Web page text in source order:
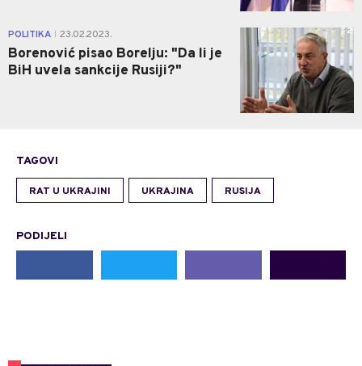
POLITIKA 23.02.2023.
Borenović pisao Borelju: "Da li je
BiH uvela sankcije Rusiji?"
2
TAGOVI
RAT U UKRAJINI UKRAJINA RUSIJA
PODIJELI